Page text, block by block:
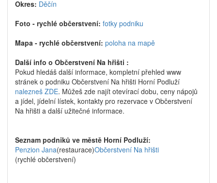
Okres: Děčín
Foto - rychlé občerstvení: fotky podniku
Mapa - rychlé občerstvení: poloha na mapě
Další info o Občerstvení Na hřišti :
Pokud hledáš další informace, kompletní přehled www
stránek o podniku Občerstvení Na hřišti Horní Podluží
nalezneš ZDE. Můžeš zde najít otevírací dobu, ceny nápojů
a jídel, jídelní lístek, kontakty pro rezervace v Občerstvení
Na hřišti a další užitečné informace.
Seznam podniků ve městě Horní Podluží:
Penzion Jana(restaurace)Občerstvení Na hřišti
(rychlé občerstvení)